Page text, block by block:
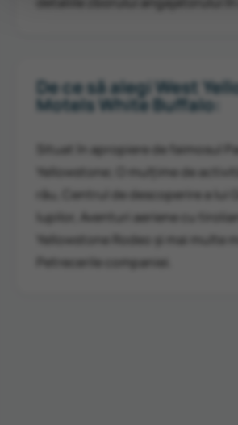
De ce să alegi West
Motels White Buffalo:
Situat în apropiere de faimosul
Yellowstone; O mulțime de
râu, Centrul de descoperire a lui
lupilor, Aventuri aeriene cu
Yellowstone Rodeo și mai multe
Petrecerile companiei.